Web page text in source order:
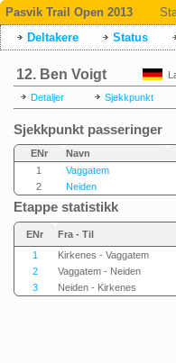
Pasvik Trail Open 2013
Deltakere
Status
12. Ben Voigt
Detaljer Sjekkpunkt
Sjekkpunkt passeringer
ENr Navn
1
Vaggatem
2
Neiden
Etappe statistikk
ENr Fra - Til
1
Kirkenes - Vaggatem
2
Vaggatem - Neiden
3
Neiden - Kirkenes